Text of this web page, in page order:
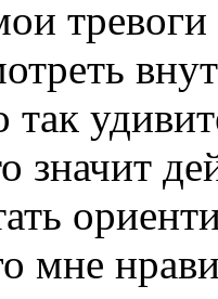
значит
мне